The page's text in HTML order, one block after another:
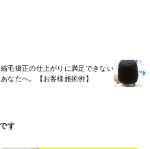
縮毛矯正の仕上がりに満足できない
あなたへ。【お客様施術例】